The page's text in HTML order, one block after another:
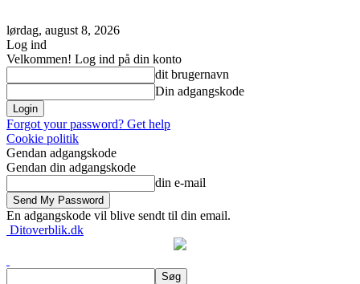
lørdag, august 8, 2026
Log ind
Velkommen! Log ind på din konto
dit brugernavn
Din adgangskode
Forgot your password? Get help
Cookie politik
Gendan adgangskode
Gendan din adgangskode
din e-mail
En adgangskode vil blive sendt til din email.
Ditoverblik.dk